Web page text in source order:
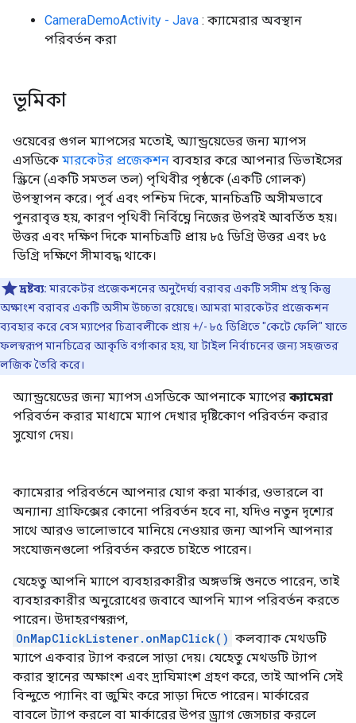
CameraDemoActivity - Java : ক্যামেরার অবস্থান
পরিবর্তন করা
ভূমিকা
ওয়েবের গুগল ম্যাপসের মতোই, অ্যান্ড্রয়েডের জন্য ম্যাপস
এসডিকে মারকেটর প্রজেকশন ব্যবহার করে আপনার ডিভাইসের
স্ক্রিনে (একটি সমতল তল) পৃথিবীর পৃষ্ঠকে (একটি গোলক)
উপস্থাপন করে। পূর্ব এবং পশ্চিম দিকে, মানচিত্রটি অসীমভাবে
পুনরাবৃত্ত হয়, কারণ পৃথিবী নির্বিঘ্নে নিজের উপরই আবর্তিত হয়।
উত্তর এবং দক্ষিণ দিকে মানচিত্রটি প্রায় ৮৫ ডিগ্রি উত্তর এবং ৮৫
ডিগ্রি দক্ষিণে সীমাবদ্ধ থাকে।
দ্রষ্টব্য: মারকেটর প্রজেকশনের অনুদৈর্ঘ্য বরাবর একটি সসীম প্রস্থ কিন্তু
অক্ষাংশ বরাবর একটি অসীম উচ্চতা রয়েছে। আমরা মারকেটর প্রজেকশন
ব্যবহার করে বেস ম্যাপের চিত্রাবলীকে প্রায় +/- ৮৫ ডিগ্রিতে "কেটে ফেলি" যাতে
ফলস্বরূপ মানচিত্রের আকৃতি বর্গাকার হয়, যা টাইল নির্বাচনের জন্য সহজতর
লজিক তৈরি করে।
অ্যান্ড্রয়েডের জন্য ম্যাপস এসডিকে আপনাকে ম্যাপের ক্যামেরা
পরিবর্তন করার মাধ্যমে ম্যাপ দেখার দৃষ্টিকোণ পরিবর্তন করার
সুযোগ দেয়।
ক্যামেরার পরিবর্তনে আপনার যোগ করা মার্কার, ওভারলে বা
অন্যান্য গ্রাফিক্সের কোনো পরিবর্তন হবে না, যদিও নতুন দৃশ্যের
সাথে আরও ভালোভাবে মানিয়ে নেওয়ার জন্য আপনি আপনার
সংযোজনগুলো পরিবর্তন করতে চাইতে পারেন।
যেহেতু আপনি ম্যাপে ব্যবহারকারীর অঙ্গভঙ্গি শুনতে পারেন, তাই
ব্যবহারকারীর অনুরোধের জবাবে আপনি ম্যাপ পরিবর্তন করতে
পারেন। উদাহরণস্বরূপ,
OnMapClickListener.onMapClick() কলব্যাক মেথডটি
ম্যাপে একবার ট্যাপ করলে সাড়া দেয়। যেহেতু মেথডটি ট্যাপ
করার স্থানের অক্ষাংশ এবং দ্রাঘিমাংশ গ্রহণ করে, তাই আপনি সেই
বিন্দুতে প্যানিং বা জুমিং করে সাড়া দিতে পারেন। মার্কারের
বাবলে ট্যাপ করলে বা মার্কারের উপর ড্র্যাগ জেসচার করলে